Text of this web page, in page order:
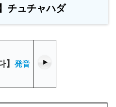
チュチャハダ
】 発音